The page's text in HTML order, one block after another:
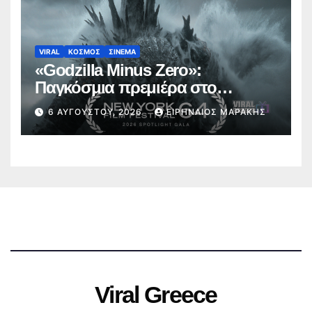
VIRAL ΚΟΣΜΟΣ ΣΙΝΕΜΑ
«Godzilla Minus Zero»:
Παγκόσμια πρεμιέρα στο
Φεστιβάλ Κινηματογράφου της
Νέας Υόρκης (trailer)
6 ΑΥΓΟΎΣΤΟΥ, 2026 ΕΙΡΗΝΑΊΟΣ ΜΑΡΆΚΗΣ
Viral Greece